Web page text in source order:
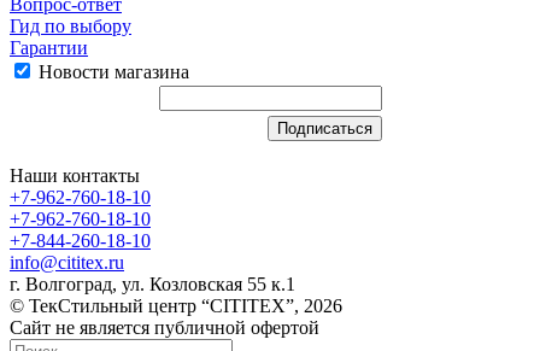
Гид по выбору
Гарантии
Новости магазина
Наши контакты
+7-962-760-18-10
+7-962-760-18-10
+7-844-260-18-10
info@cititex.ru
г. Волгоград, ул. Козловская 55 к.1
© ТекСтильный центр “CITITEX”, 2026
Сайт не является публичной офертой